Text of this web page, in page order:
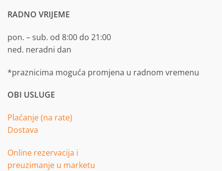
RADNO VRIJEME
pon. – sub. od 8:00 do 21:00
ned. neradni dan
*praznicima moguća promjena u radnom vremenu
OBI USLUGE
Plaćanje (na rate)
Dostava
Online rezervacija i
preuzimanje u marketu